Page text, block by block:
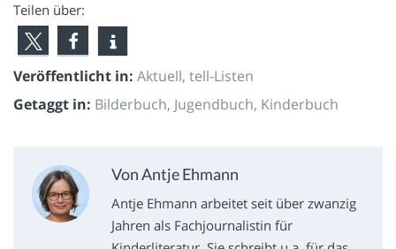
Teilen über:
Veröffentlicht in: Aktuell, tell-Listen
Getaggt in: Bilderbuch, Jugendbuch, Kinderbuch
Von Antje Ehmann
Antje Ehmann arbeitet seit über zwanzig
Jahren als Fachjournalistin für